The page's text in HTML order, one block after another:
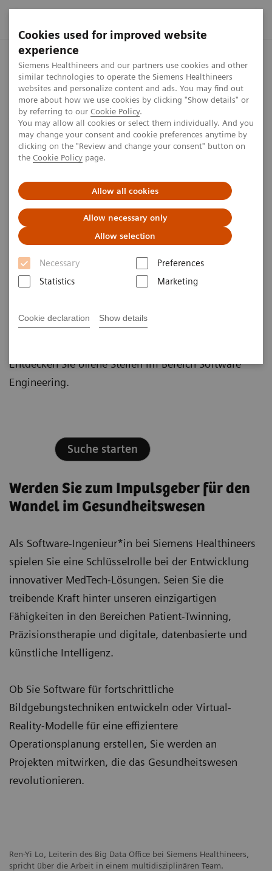
Cookies used for improved website
experience
Siemens Healthineers and our partners use cookies and other
similar technologies to operate the Siemens Healthineers
websites and personalize content and ads. You may find out
more about how we use cookies by clicking "Show details" or
by referring to our Cookie Policy.
You may allow all cookies or select them individually. And you
may change your consent and cookie preferences anytime by
clicking on the "Review and change your consent" button on
the Cookie Policy page.
Allow all cookies
Allow necessary only
Allow selection
Necessary
Preferences
Statistics
Marketing
Cookie declaration Show details
Startseite Jobs & Karriere Software-Entwicklung, IT &
Jobs & Karriere
Software Engineering
Als Software-Ingenieur*in bei Siemens Healthineers
leisten Sie einen echten Beitrag zum Wandel im
Gesundheitswesen. Lernen Sie unser Team, unsere
Werte, Benefits und die vielfältigen
Karrieremöglichkeiten kennen.
Werden Sie jetzt Teil eines globalen
Ingenieur*innen
Entdecken Sie offene Stellen im Bereich Software
Engineering.
Suche starten
Werden Sie zum Impulsgeber für den
Wandel im Gesundheitswesen
Als Software-Ingenieur*in bei Siemens Healthineers
spielen Sie eine Schlüsselrolle bei der Entwicklung
innovativer MedTech-Lösungen. Seien Sie die
treibende Kraft hinter unseren einzigartigen
Fähigkeiten in den Bereichen Patient-Twinning,
Präzisionstherapie und digitale, datenbasierte und
künstliche Intelligenz.
Ob Sie Software für fortschrittliche
Bildgebungstechniken entwickeln oder Virtual-
Reality-Modelle für eine effizientere
Operationsplanung erstellen, Sie werden an
Projekten mitwirken, die das Gesundheitswesen
revolutionieren.
Ren-Yi Lo, Leiterin des Big Data Office bei Siemens Healthineers,
spricht über die Arbeit in einem multidisziplinären Team.